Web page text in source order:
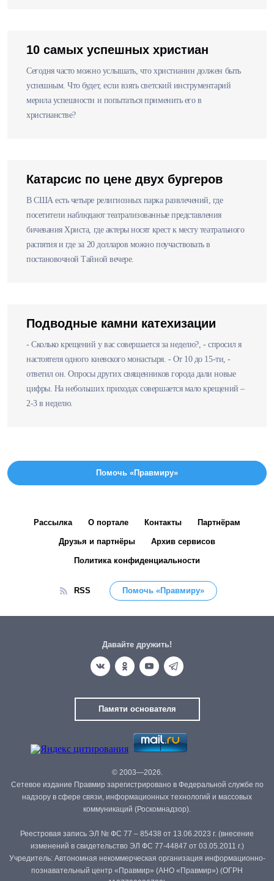
10 самых успешных христиан
Сегодня часто можно услышать, что христианин должен быть
успешным. Что будет, если взять светский инструментарий
мерила успешности и попытаться применить его в
христианстве?
Катарсис по цене двух бургеров
В США есть четыре религиозных парка развлечений, где
посетители наблюдают театрализованные представления
бичевания Христа, где актеры носят крест к месту театрального
распятия и где за 20 долларов можно поучаствовать в
постановочной Тайной вечере.
Подводные камни катехизации
- Сколько крещений у вас совершается за неделю?, - спросил я
настоятеля одного киевского монастыря. - От 10 до 15-ти, -
ответил он. Опросы других священников города дали новые
цифры. На небольших приходах совершается мало крещений –
2-3 в неделю.
Помочь «Правмиру»
Рассылка О портале Контакты Партнёрам
Друзья и партнёры Архив сервисов
Политика конфиденциальности
RSS Помочь «Правмиру»
Давайте дружить!
Памяти основателя
© 2003—2026.
Сетевое издание Правмир зарегистрировано в Федеральной службе по
надзору в сфере связи, информационных технологий и массовых
коммуникаций (Роскомнадзор).
Реестровая запись ЭЛ № ФС 77 – 85438 от 13.06.2023 г. (внесение
изменений в свидетельство ЭЛ ФС 77-44847 от 03.05.2011 г.)
Учредитель: Автономная некоммерческая организация информационно-
познавательный центр «Правмир» (АНО «Правмир») (ОГРН